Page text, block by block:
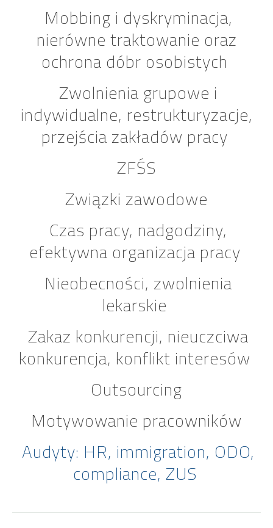
Mobbing i dyskryminacja,
nierówne traktowanie oraz
ochrona dóbr osobistych
Zwolnienia grupowe i
indywidualne, restrukturyzacje,
przejścia zakładów pracy
ZFŚS
Związki zawodowe
Czas pracy, nadgodziny,
efektywna organizacja pracy
Nieobecności, zwolnienia
lekarskie
Zakaz konkurencji, nieuczciwa
konkurencja, konflikt interesów
Outsourcing
Motywowanie pracowników
Audyty: HR, immigration, ODO,
compliance, ZUS